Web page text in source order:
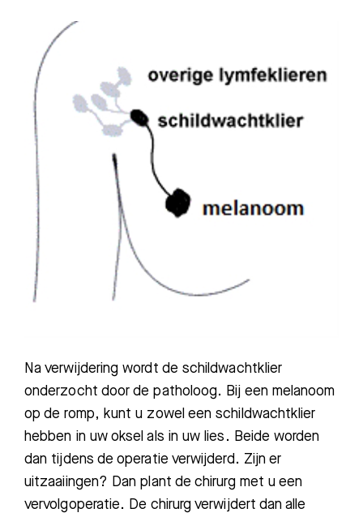
Bezoektijden
Afspraak maken
Afdelingen
Na verwijdering wordt de schildwachtklier
onderzocht door de patholoog. Bij een melanoom
op de romp, kunt u zowel een schildwachtklier
hebben in uw oksel als in uw lies. Beide worden
dan tijdens de operatie verwijderd. Zijn er
uitzaaiingen? Dan plant de chirurg met u een
vervolgoperatie. De chirurg verwijdert dan alle